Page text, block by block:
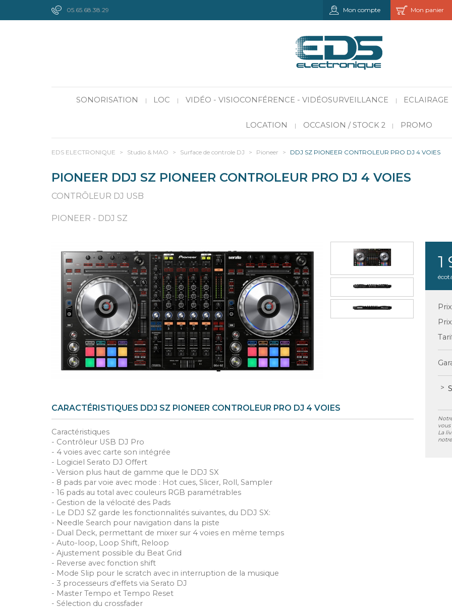
05.65.68.38.29 Mon panier
Mon compte
SONORISATION | LOC | VIDÉO - VISIOCONFÉRENCE - VIDÉOSURVEILLANCE | ECLAIRAGE
LOCATION | OCCASION / STOCK 2 | PROMO
EDS ELECTRONIQUE > Studio & MAO > Surface de controle DJ > Pioneer > DDJ SZ PIONEER CONTROLEUR PRO DJ 4 VOIES
PIONEER DDJ SZ PIONEER CONTROLEUR PRO DJ 4 VOIES
CONTRÔLEUR DJ USB
PIONEER - DDJ SZ
1
La
CARACTÉRISTIQUES DDJ SZ PIONEER CONTROLEUR PRO DJ 4 VOIES
Caractéristiques
- Contrôleur USB DJ Pro
- 4 voies avec carte son intégrée
- Logiciel Serato DJ Offert
- Version plus haut de gamme que le DDJ SX
- 8 pads par voie avec mode : Hot cues, Slicer, Roll, Sampler
- 16 pads au total avec couleurs RGB paramétrables
- Gestion de la vélocité des Pads
- Le DDJ SZ garde les fonctionnalités suivantes, du DDJ SX:
- Needle Search pour navigation dans la piste
- Dual Deck, permettant de mixer sur 4 voies en même temps
- Auto-loop, Loop Shift, Reloop
- Ajustement possible du Beat Grid
- Reverse avec fonction shift
- Mode Slip pour le scratch avec in interruption de la musique
- 3 processeurs d'effets via Serato DJ
- Master Tempo et Tempo Reset
- Sélection du crossfader